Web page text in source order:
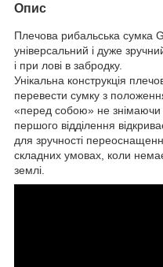
Опис
Плечова рибальська сумка
універсальний і дуже
і при лові в забродку.
Унікальна конструкція
перевести сумку з
«перед собою» не знімаючи
першого відділення
для зручності
складних умовах, коли
землі.